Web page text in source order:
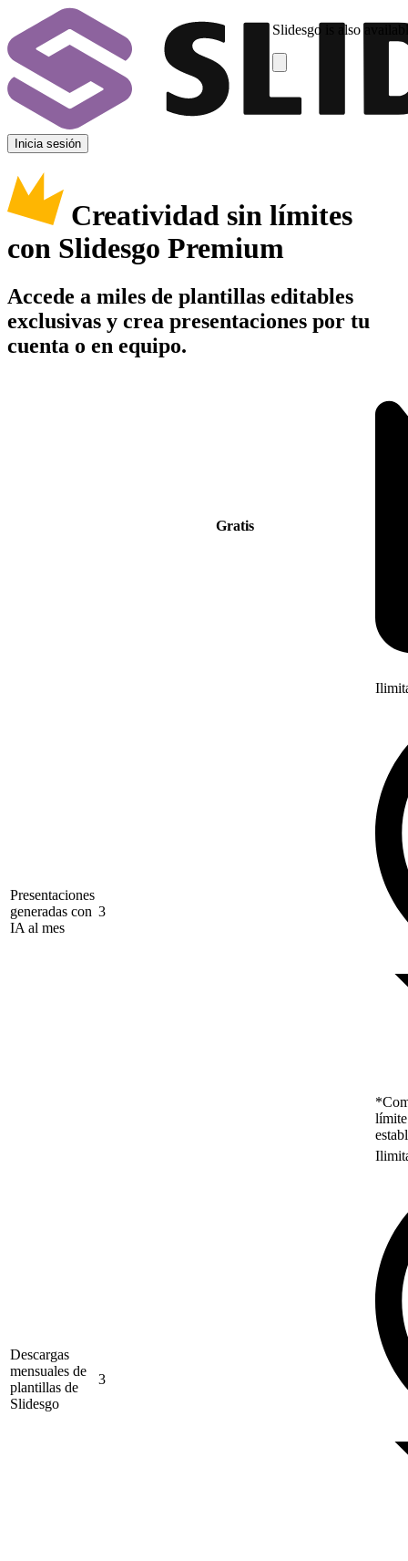
Slidesgo is also
Inicia sesión
Creatividad sin límites
con Slidesgo Premium
Accede a miles de plantillas editables
exclusivas y crea presentaciones por tu
cuenta o en equipo.
Gratis
Presentaciones
generadas con
IA al mes
3
Descargas
mensuales de
plantillas de
Slidesgo
3